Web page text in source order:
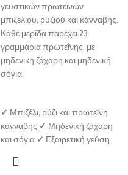
γευστικών πρωτεϊνών
μπιζελιού, ρυζιού και κάνναβης.
Κάθε μερίδα παρέχει 23
γραμμάρια πρωτεΐνης, με
μηδενική ζάχαρη και μηδενική
σόγια.
✓ Μπιζέλι, ρύζι και πρωτεΐνη
κάνναβης ✓ Μηδενική ζάχαρη
και σόγια ✓ Εξαιρετική γεύση